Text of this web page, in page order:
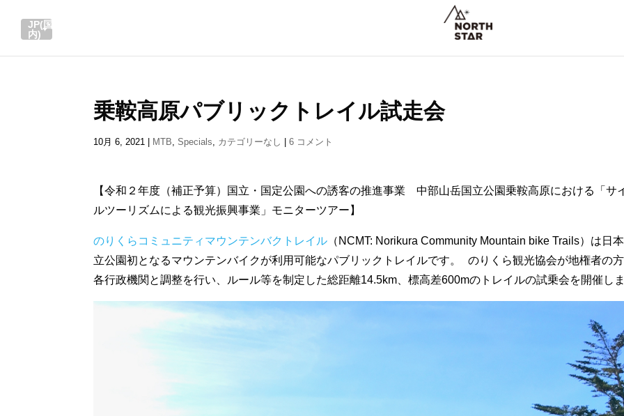
JP(国
内)
乗鞍高原パブリックトレイル試走会
10月 6, 2021 | MTB ,Specials カテゴリーなし |6 コメント
【令和２年度（補正予算）国立・国定公園への誘客の推進事業 中部山岳国立公園乗鞍高原における「サ
ルツーリズムによる観光振興事業」モニターツアー】
のりくらコミュニティマウンテンバクトレイル （NCMT: Norikura Community Mountain bike Trails）は日
立公園初となるマウンテンバイクが利用可能なパブリックトレイルです。 のりくら観光協会が地権者の
各行政機関と調整を行い、ルール等を制定した総距離14.5km、標高差600mのトレイルの試乗会を開催し